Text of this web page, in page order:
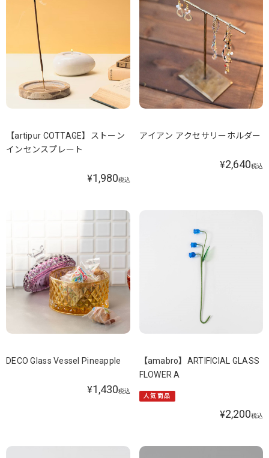
【artipur COTTAGE】ストーン
インセンスプレート
¥1,980税込
アイアン アクセサリーホルダー
¥2,640税込
DECO Glass Vessel Pineapple
¥1,430税込
【amabro】ARTIFICIAL GLASS
FLOWER A
人気商品
¥2,200税込